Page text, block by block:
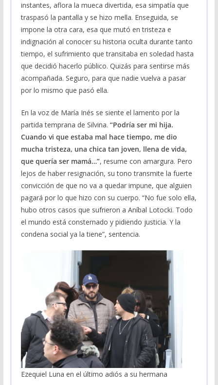
instantes, aflora la mueca divertida, esa simpatía que
traspasó la pantalla y se hizo mella. Enseguida, se
impone la otra cara, esa que mutó en tristeza e
indignación al conocer su historia oculta durante tanto
tiempo, el sufrimiento que transitaba en soledad hasta
que decidió hacerlo público. Quizás para sentirse más
acompañada. Seguro, para que nadie vuelva a pasar
por lo mismo que pasó ella.
En la voz de María Inés se siente el lamento por la
partida temprana de Silvina. “Podría ser mi hija.
Cuando vi que estaba mal hace tiempo, me dio
mucha tristeza, una chica tan joven, llena de vida,
que quería ser mamá…”, resume con amargura. Pero
lejos de haber resignación, su tono transmite la fuerte
convicción de que no va a quedar impune, que alguien
pagará por lo que hizo con su cuerpo. “No fue solo ella,
hubo otros casos que sufrieron a Aníbal Lotocki. Todo
el mundo está consternado y pidiendo justicia. Y la
condena social ya la tiene”, sentencia.
Ezequiel Luna en el último adiós a su hermana